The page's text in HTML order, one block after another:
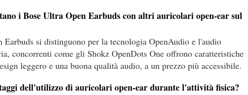
i Bose Ultra Open Earbuds con altri auricolari open-ear sul
Earbuds si distinguono per la tecnologia OpenAudio e l'audio
concorrenti come gli Shokz OpenDots One offrono caratteristiche
leggero e una buona qualità audio, a un prezzo più accessibile.
dell'utilizzo di auricolari open-ear durante l'attività fisica?